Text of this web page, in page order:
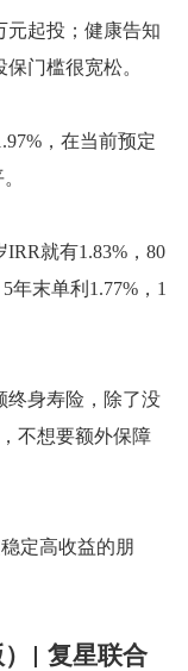
元起投；健康告知
门槛很宽松。
，在当前预定
就有1.83%，80
年末单利1.77%，1
终身寿险，除了没
不想要额外保障
定高收益的朋
复星联合